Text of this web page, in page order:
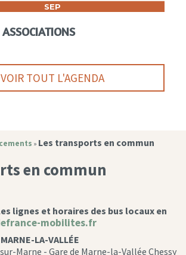
SEP
VOIR TOUT L'AGENDA
» Les transports en commun
en commun
lignes et horaires des bus locaux en
mobilites.fr
LA-VALLÉE
Marne - Gare de Marne-la-Vallée Chessy